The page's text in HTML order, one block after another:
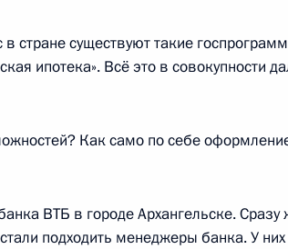
Совета глав
в стране существуют такие
ипотека». Всё это в совокупности
Как само по себе
ВТБ в городе Архангельске. Сразу
подходить менеджеры банка. У